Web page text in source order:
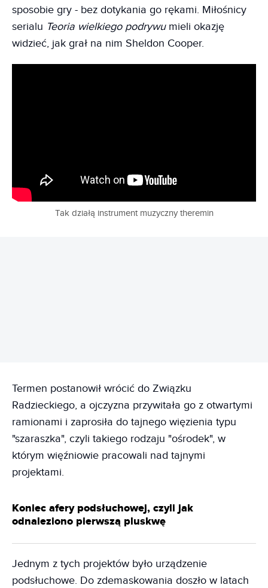
sposobie gry - bez dotykania go rękami. Miłośnicy
serialu Teoria wielkiego podrywumieli okazję
widzieć, jak grał na nim Sheldon Cooper.
Tak działą instrument muzyczny theremin
Termen postanowił wrócić do Związku
Radzieckiego, a ojczyzna przywitała go z otwartymi
ramionami i zaprosiła do tajnego więzienia typu
"szaraszka", czyli takiego rodzaju "ośrodek", w
którym więźniowie pracowali nad tajnymi
projektami.
Koniec afery podsłuchowej, czyli jak
odnaleziono pierwszą pluskwę
Jednym z tych projektów było urządzenie
podsłuchowe. Do zdemaskowania doszło w latach